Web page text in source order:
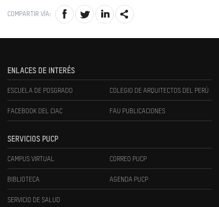
COMPARTIR VÍA:
ENLACES DE INTERÉS
ESCUELA DE POSGRADO COLEGIO DE ARQUITECTOS DEL PERÚ
FACEBOOK DEL CIAC FAU PUBLICACIONES
SERVICIOS PUCP
CAMPUS VIRTUAL CORREO PUCP
BIBLIOTECA AGENDA PUCP
SERVICIO DE SALUD